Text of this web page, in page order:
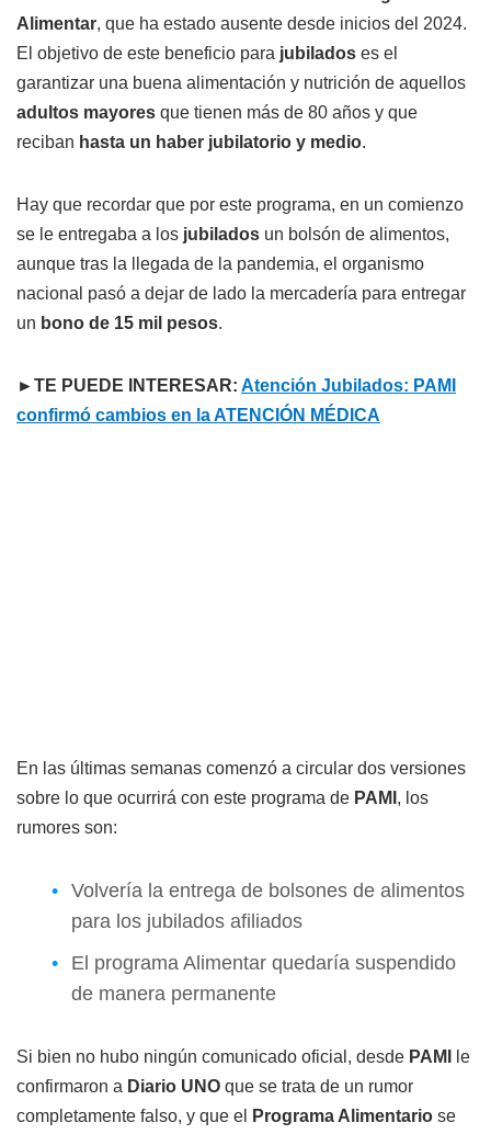
Alimentar, que ha estado ausente desde inicios del 2024.
El objetivo de este beneficio para jubilados es el
garantizar una buena alimentación y nutrición de aquellos
adultos mayores que tienen más de 80 años y que
reciban hasta un haber jubilatorio y medio.
Hay que recordar que por este programa, en un comienzo
se le entregaba a los jubilados un bolsón de alimentos,
aunque tras la llegada de la pandemia, el organismo
nacional pasó a dejar de lado la mercadería para entregar
un bono de 15 mil pesos.
►TE PUEDE INTERESAR: Atención Jubilados: PAMI
confirmó cambios en la ATENCIÓN MÉDICA
En las últimas semanas comenzó a circular dos versiones
sobre lo que ocurrirá con este programa de PAMI , los
rumores son:
Volvería la entrega de bolsones de alimentos
para los jubilados afiliados
El programa Alimentar quedaría suspendido
de manera permanente
Si bien no hubo ningún comunicado oficial, desde PAMI
le
confirmaron a Diario UNO que se trata de un rumor
completamente falso, y que el
Programa Alimentario se